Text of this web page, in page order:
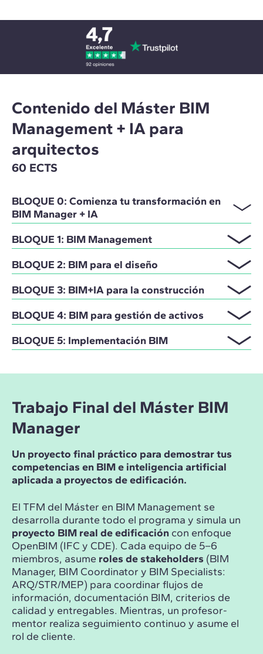
Contenido del Máster BIM
Management + IA para
arquitectos
60 ECTS
BLOQUE 0: Comienza tu transformación en
BIM Manager + IA
BLOQUE 1: BIM Management
BLOQUE 2: BIM para el diseño
BLOQUE 3: BIM+IA para la construcción
BLOQUE 4: BIM para gestión de activos
BLOQUE 5: Implementación BIM
Trabajo Final del Máster BIM
Manager
Un proyecto final práctico para demostrar tus
competencias en BIM e inteligencia artificial
aplicada a proyectos de edificación.
El TFM del Máster en BIM Management se
desarrolla durante todo el programa y simula un
proyecto BIM real de edificación con enfoque
OpenBIM (IFC y CDE). Cada equipo de 5–6
miembros, asume roles de stakeholders (BIM
Manager, BIM Coordinator y BIM Specialists:
ARQ/STR/MEP) para coordinar flujos de
información, documentación BIM, criterios de
calidad y entregables. Mientras, un profesor-
mentor realiza seguimiento continuo y asume el
rol de cliente.